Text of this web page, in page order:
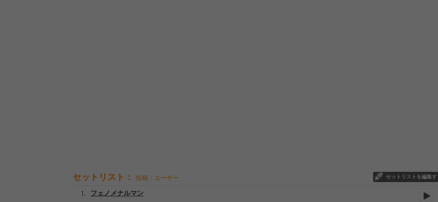
セットリスト： 投稿：ユーザー セットリストを編集す
フェノメナルマン